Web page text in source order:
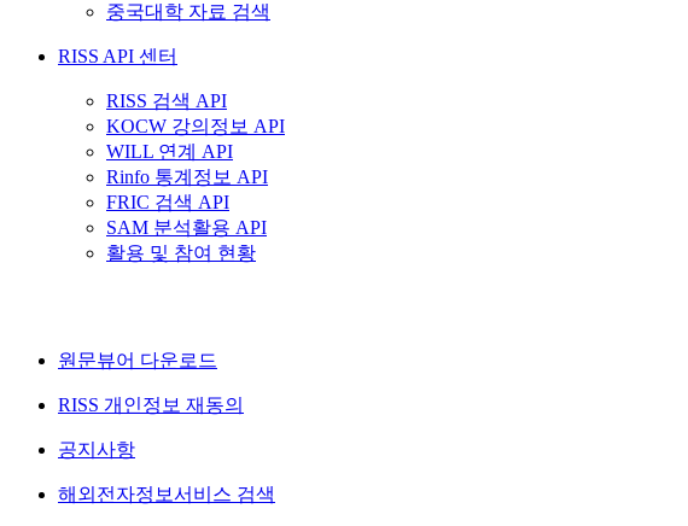
중국대학 자료 검색
RISS API 센터
RISS 검색 API
KOCW 강의정보 API
WILL 연계 API
Rinfo 통계정보 API
FRIC 검색 API
SAM 분석활용 API
활용 및 참여 현황
원문뷰어 다운로드
RISS 개인정보 재동의
공지사항
해외전자정보서비스 검색